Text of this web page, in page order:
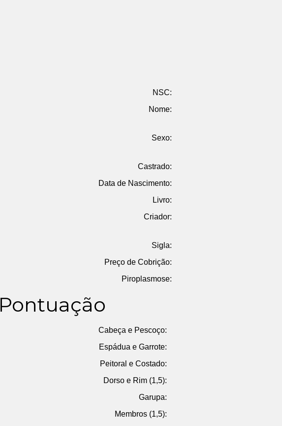
NSC:
Nome:
Sexo:
Castrado:
Data de Nascimento:
Livro:
Criador:
Sigla:
Preço de Cobrição:
Piroplasmose:
Pontuação
Cabeça e Pescoço:
Espádua e Garrote:
Peitoral e Costado:
Dorso e Rim (1,5):
Garupa:
Membros (1,5):